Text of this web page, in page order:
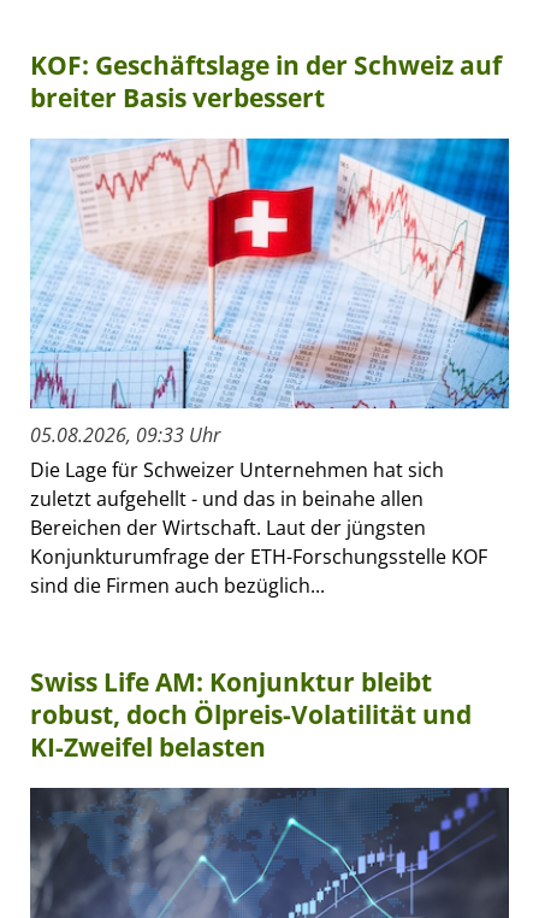
KOF: Geschäftslage in der Schweiz auf
breiter Basis verbessert
05.08.2026, 09:33 Uhr
Die Lage für Schweizer Unternehmen hat sich
zuletzt aufgehellt - und das in beinahe allen
Bereichen der Wirtschaft. Laut der jüngsten
Konjunkturumfrage der ETH-Forschungsstelle KOF
sind die Firmen auch bezüglich...
Swiss Life AM: Konjunktur bleibt
robust, doch Ölpreis-Volatilität und
KI-Zweifel belasten